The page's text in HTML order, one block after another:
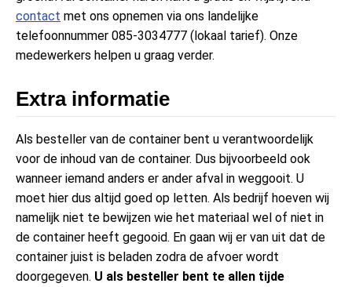
contact met ons opnemen via ons landelijke
telefoonnummer 085-3034777 (lokaal tarief). Onze
medewerkers helpen u graag verder.
Extra informatie
Als besteller van de container bent u verantwoordelijk
voor de inhoud van de container. Dus bijvoorbeeld ook
wanneer iemand anders er ander afval in weggooit. U
moet hier dus altijd goed op letten. Als bedrijf hoeven wij
namelijk niet te bewijzen wie het materiaal wel of niet in
de container heeft gegooid. En gaan wij er van uit dat de
container juist is beladen zodra de afvoer wordt
doorgegeven. U als besteller bent te allen tijde